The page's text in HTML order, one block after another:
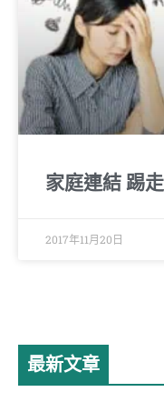
家庭連結 踢
2017年11月20日
最新文章